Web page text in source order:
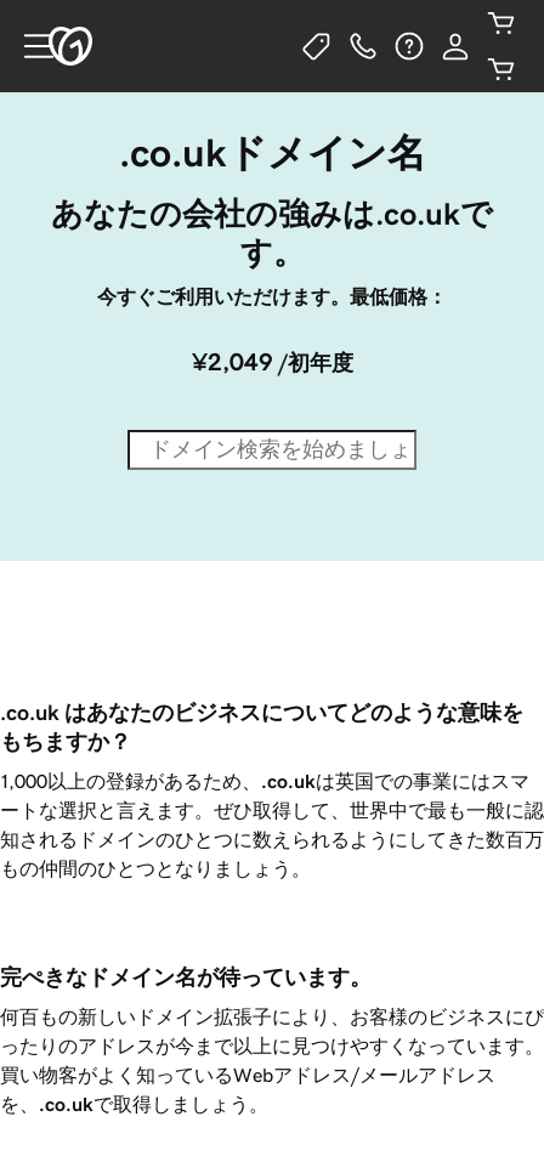
.co.ukドメイン名
あなたの会社の強みは.co.ukで
す。
今すぐご利用いただけます。最低価格：
¥2,049 /初年度
.co.uk はあなたのビジネスについてどのような意味を
もちますか？
1,000以上の登録があるため、 .co.ukは英国での事業にはスマ
ートな選択と言えます。ぜひ取得して、世界中で最も一般に認
知されるドメインのひとつに数えられるようにしてきた数百万
もの仲間のひとつとなりましょう。
完ぺきなドメイン名が待っています。
何百もの新しいドメイン拡張子により、お客様のビジネスにぴ
ったりのアドレスが今まで以上に見つけやすくなっています。
買い物客がよく知っているWebアドレス/メールアドレス
を、
.co.ukで取得しましょう。